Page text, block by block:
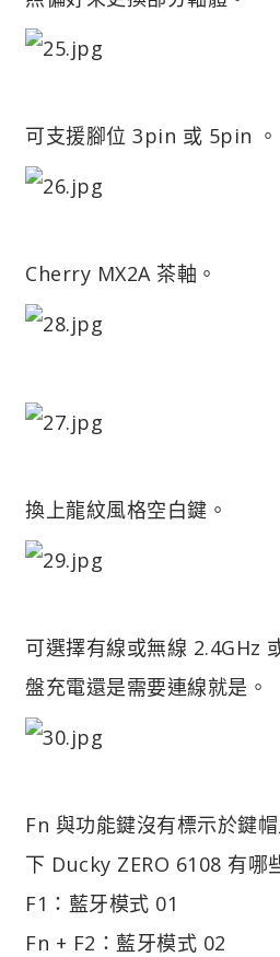
可支援腳位 3pin 或 5pin 。
Cherry MX2A 茶軸。
換上龍紋風格空白鍵。
可選擇有線或無線 2.4GHz
盤充電還是需要連線就是。
Fn 與功能鍵沒有標示於鍵
下 Ducky ZERO 6108 有哪
F1：藍牙模式 01
Fn + F2：藍牙模式 02